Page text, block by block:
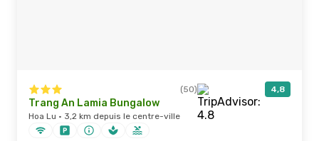
(50) 4,8
Trang An Lamia Bungalow
Hoa Lu · 3,2 km depuis le centre-ville